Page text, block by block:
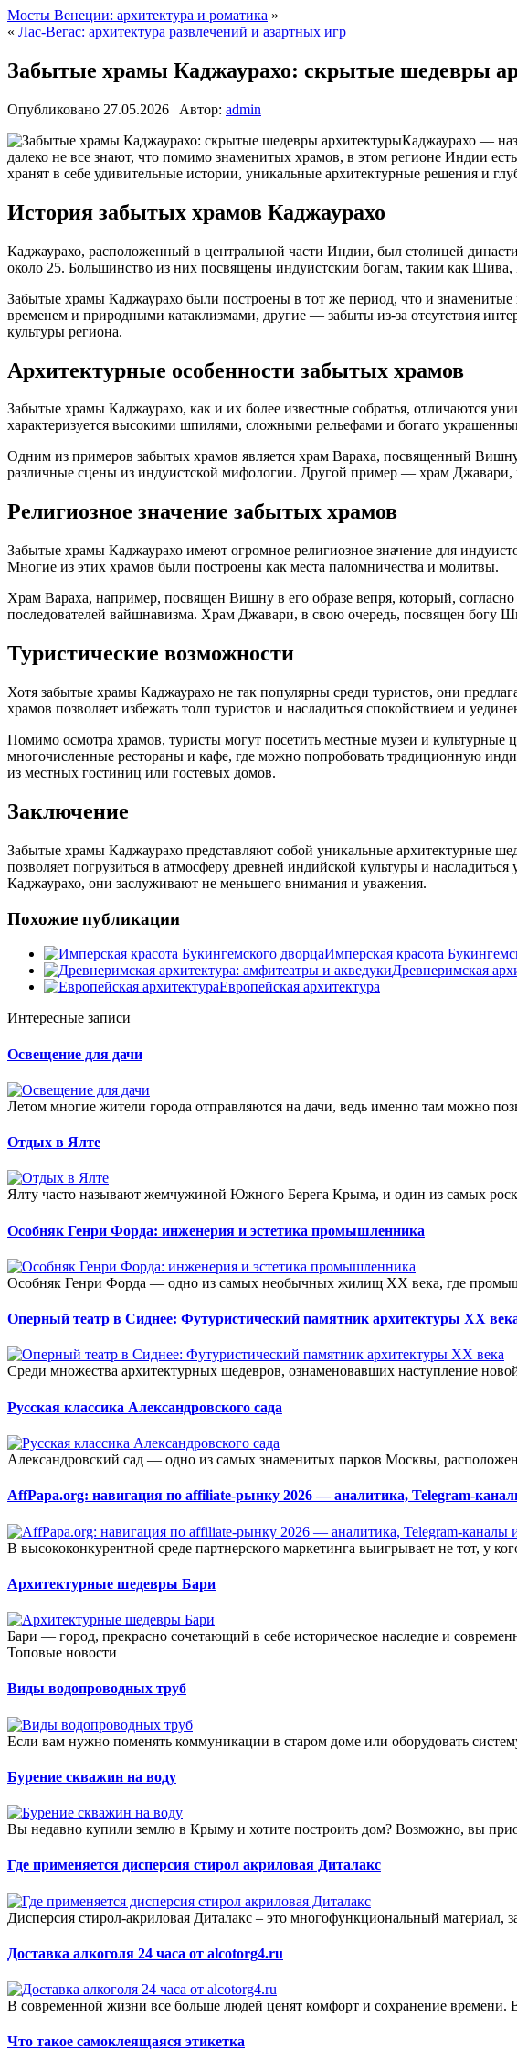
Мосты Венеции: архитектура и роматика »
« Лас-Вегас: архитектура развлечений и азартных игр
Забытые храмы Каджаурахо: скрытые шедевры
Опубликовано 27.05.2026 | Автор: admin
Каджаурахо —
далеко не все знают, что помимо знаменитых храмов, в этом регионе Индии
хранят в себе удивительные истории, уникальные архитектурные решения и
История забытых храмов Каджаурахо
Каджаурахо, расположенный в центральной части Индии, был столицей
около 25. Большинство из них посвящены индуистским богам, таким как
Забытые храмы Каджаурахо были построены в тот же период, что и
временем и природными катаклизмами, другие — забыты из-за отсутствия
культуры региона.
Архитектурные особенности забытых храмов
Забытые храмы Каджаурахо, как и их более известные собратья, отличаются
характеризуется высокими шпилями, сложными рельефами и богато
Одним из примеров забытых храмов является храм Вараха, посвященный
различные сцены из индуистской мифологии. Другой пример — храм
Религиозное значение забытых храмов
Забытые храмы Каджаурахо имеют огромное религиозное значение для
Многие из этих храмов были построены как места паломничества и молитвы.
Храм Вараха, например, посвящен Вишну в его образе вепря, который,
последователей вайшнавизма. Храм Джавари, в свою очередь, посвящен богу
Туристические возможности
Хотя забытые храмы Каджаурахо не так популярны среди туристов, они
храмов позволяет избежать толп туристов и насладиться спокойствием и
Помимо осмотра храмов, туристы могут посетить местные музеи и
многочисленные рестораны и кафе, где можно попробовать традиционную
из местных гостиниц или гостевых домов.
Заключение
Забытые храмы Каджаурахо представляют собой уникальные архитектурные
позволяет погрузиться в атмосферу древней индийской культуры и
Каджаурахо, они заслуживают не меньшего внимания и уважения.
Похожие публикации
Имперская красота
Древнеримская
Европейская архитектура
Интересные записи
Освещение для дачи
Летом многие жители города отправляются на дачи, ведь именно там можно
Отдых в Ялте
Ялту часто называют жемчужиной Южного Берега Крыма, и один из самых
Особняк Генри Форда: инженерия и эстетика промышленника
Особняк Генри Форда — одно из самых необычных жилищ XX века, где
Оперный театр в Сиднее: Футуристический памятник архитектуры XX
Среди множества архитектурных шедевров, ознаменовавших наступление
Русская классика Александровского сада
Александровский сад — одно из самых знаменитых парков Москвы,
AffPapa.org: навигация по affiliate-рынку 2026 — аналитика, Telegram-
В высококонкурентной среде партнерского маркетинга выигрывает не тот, у
Архитектурные шедевры Бари
Бари — город, прекрасно сочетающий в себе историческое наследие и
Топовые новости
Виды водопроводных труб
Если вам нужно поменять коммуникации в старом доме или оборудовать
Бурение скважин на воду
Вы недавно купили землю в Крыму и хотите построить дом? Возможно, вы
Где применяется дисперсия стирол акриловая Диталакс
Дисперсия стирол-акриловая Диталакс – это многофункциональный материал,
Доставка алкоголя 24 часа от alcotorg4.ru
В современной жизни все больше людей ценят комфорт и сохранение времени.
Что такое самоклеящаяся этикетка